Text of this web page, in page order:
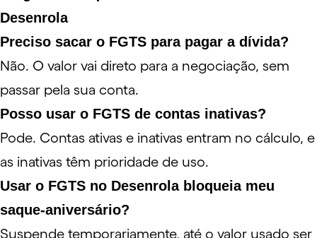
Desenrola
Preciso sacar o FGTS para pagar a dívida?
Não. O valor vai direto para a negociação, sem
passar pela sua conta.
Posso usar o FGTS de contas inativas?
Pode. Contas ativas e inativas entram no cálculo, e
as inativas têm prioridade de uso.
Usar o FGTS no Desenrola bloqueia meu
saque-aniversário?
Suspende temporariamente, até o valor usado ser